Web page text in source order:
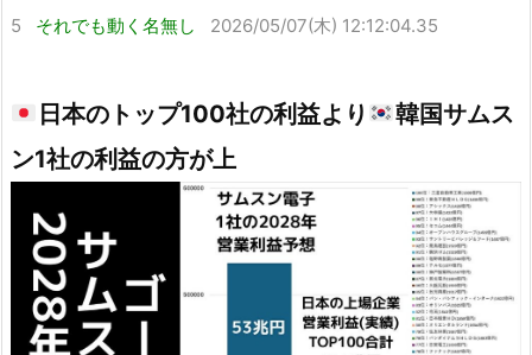
5 それでも動く名無し 2026/05/07(木) 12:12:04.35
日本のトップ100社の利益より
韓国サムス
ン1社の利益の方が上